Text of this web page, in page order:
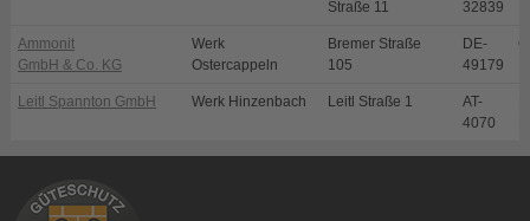
Straße 11
32839
Ammonit
GmbH & Co. KG
Werk
Ostercappeln
Bremer Straße
105
DE-
49179
Leitl Spannton GmbH Werk Hinzenbach Leitl Straße 1
AT-
4070